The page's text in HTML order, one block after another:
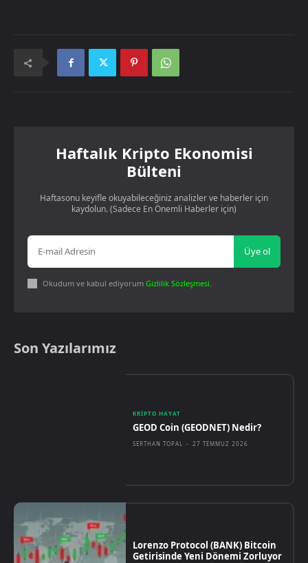
Haftalık Kripto Ekonomisi
Bülteni
Haftasonu keyifle okuyabileceğiniz analizler ve haberler için
kaydolun. (Sadece En Önemli Haberler için)
Üye ol
Okudum ve kabul ediyorum Gizlilik Sözleşmesi.
Son Yazılarımız
KRIPTO HAYAT
GEOD Coin (GEODNET) Nedir?
SERTHAN TOPAL - 27 TEMMUZ 2026
Lorenzo Protocol (BANK) Bitcoin
Getirisinde Yeni Dönemi Zorluyor